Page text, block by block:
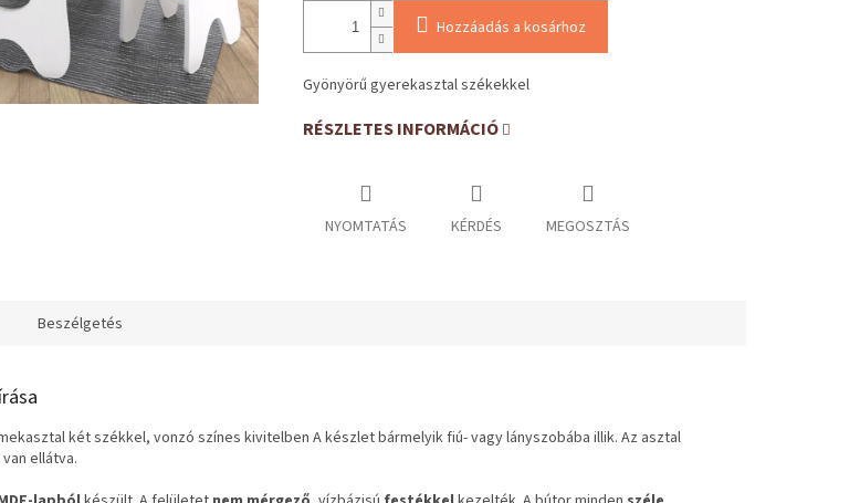
Hozzáadás a kosárhoz
Gyönyörű gyerekasztal székekkel
RÉSZLETES INFORMÁCIÓ
NYOMTATÁS KÉRDÉS MEGOSZTÁS
Beszélgetés
két székkel, vonzó színes kivitelben A készlet bármelyik fiú- vagy lányszobába illik. Az asztal
ellátva.